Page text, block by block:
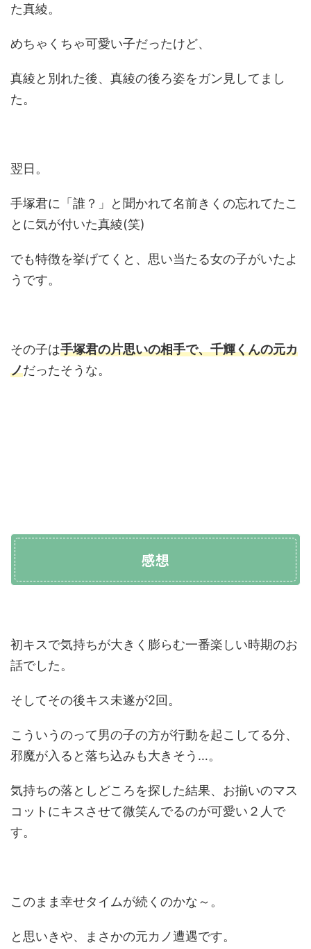
た真綾。
めちゃくちゃ可愛い子だったけど、
真綾と別れた後、真綾の後ろ姿をガン見してまし
た。
翌日。
手塚君に「誰？」と聞かれて名前きくの忘れてたこ
とに気が付いた真綾(笑)
でも特徴を挙げてくと、思い当たる女の子がいたよ
うです。
その子は手塚君の片思いの相手で、千輝くんの元カ
ノだったそうな。
感想
初キスで気持ちが大きく膨らむ一番楽しい時期のお
話でした。
そしてその後キス未遂が2回。
こういうのって男の子の方が行動を起こしてる分、
邪魔が入ると落ち込みも大きそう…。
気持ちの落としどころを探した結果、お揃いのマス
コットにキスさせて微笑んでるのが可愛い２人で
す。
このまま幸せタイムが続くのかな～。
と思いきや、まさかの元カノ遭遇です。